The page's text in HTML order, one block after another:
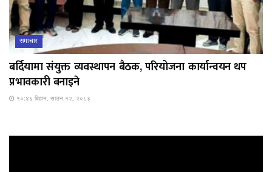
समाचार
बर्दियामा संयुक्त व्यवस्थापन बैठक, परियोजना कार्यान्वयन थप
प्रभावकारी बनाइने
१०:४६ बिहान, साउन १२, २०८३